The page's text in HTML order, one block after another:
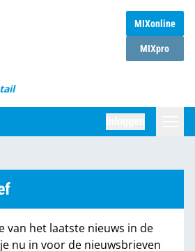
MIXonline
MIXpro
van het laatste nieuws in de
nu in voor de nieuwsbrieven